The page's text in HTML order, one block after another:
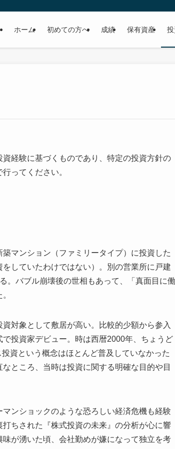
ホーム 初めての方へ 成績 保有資産
経験に基づくものであり、特定の投資方針の
ってください。
マンション（ファミリータイプ）に投資した
していたわけではない）。別の営業所に戸建
。バブル崩壊後の世相もあって、「真面目に働
対象として敷居が高い。比較的少額から参入
投資家デビュー。時は西暦2000年、ちょうど
資という概念はほとんど普及していなかった
ところ、当時は投資に関する明確な目的や目
ンショックのような恐ろしい経済危機も経験
ちされた『株式投資の未来』の分析が心に響
が湧いた頃、会社勤めが嫌になって独立を考